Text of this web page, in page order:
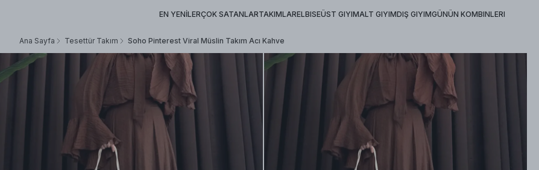
EN YENİLERÇOK SATANLARTAKIMLARELBISEÜST GIYIMALT GIYIMDIŞ GIYIMGÜNÜN KOMBINLERI
Ana Sayfa Tesettür Takım Soho Pinterest Viral Müslin Takım Acı Kahve